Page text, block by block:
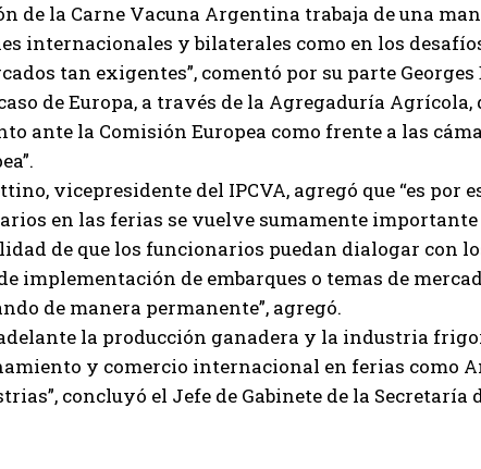
Newsletter
QUIERO SUSCRIBIRME
Política de Privacidad
de la Carne Vacuna Argentina trabaja de una
internacionales y bilaterales como en los
tan exigentes”, comentó por su parte
de Europa, a través de la Agregaduría
ante la Comisión Europea como frente a las
vicepresidente del IPCVA, agregó que “es por
en las ferias se vuelve sumamente importante
de que los funcionarios puedan dialogar con
implementación de embarques o temas de
de manera permanente”, agregó.
la producción ganadera y la industria
y comercio internacional en ferias como
concluyó el Jefe de Gabinete de la Secretaría